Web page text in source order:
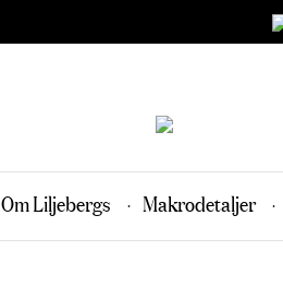
Om Liljebergs Makrodetaljer